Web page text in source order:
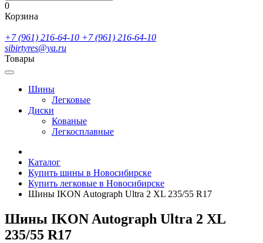
0
Корзина
+7 (961) 216-64-10 +7 (961) 216-64-10
sibirtyres@ya.ru
Товары
Шины
Легковые
Диски
Кованые
Легкосплавные
Каталог
Купить шины в Новосибирске
Купить легковые в Новосибирске
Шины IKON Autograph Ultra 2 XL 235/55 R17
Шины IKON Autograph Ultra 2 XL
235/55 R17